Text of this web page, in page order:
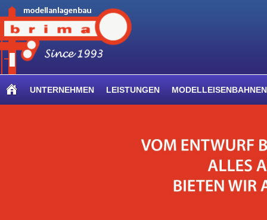
UNTERNEHMEN LEISTUNGEN MODELLEISENBAHNEN